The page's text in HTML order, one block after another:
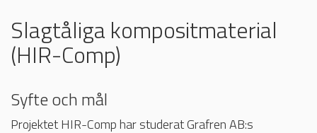
Slagtåliga kompositmaterial
(HIR-Comp)
Syfte och mål
Projektet HIR-Comp har studerat Grafren AB:s